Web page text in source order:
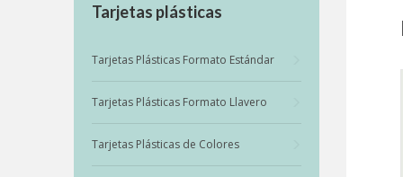
Tarjetas plásticas
Tarjetas Plásticas Formato Estándar
Tarjetas Plásticas Formato Llavero
Tarjetas Plásticas de Colores